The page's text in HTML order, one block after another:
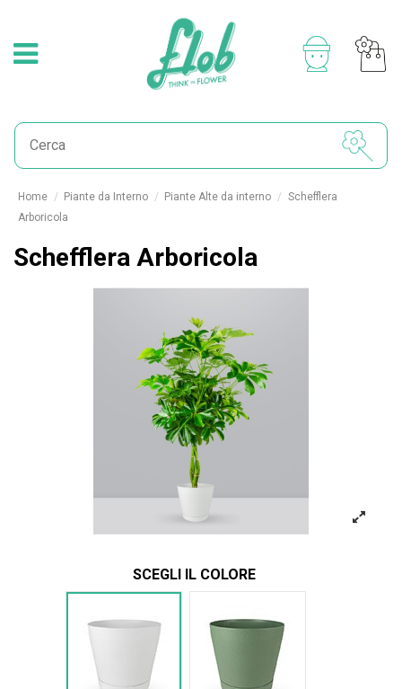
Home Piante da Interno Piante Alte da interno
Schefflera
Arboricola
Schefflera Arboricola
SCEGLI IL COLORE